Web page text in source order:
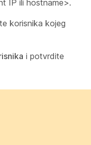
IP ili hostname>.
korisnika kojeg
i potvrdite